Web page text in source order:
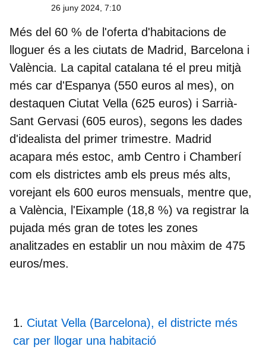
26 juny 2024, 7:10
Més del 60 % de l'oferta d'habitacions de
lloguer és a les ciutats de Madrid, Barcelona i
València. La capital catalana té el preu mitjà
més car d'Espanya (550 euros al mes), on
destaquen Ciutat Vella (625 euros) i Sarrià-
Sant Gervasi (605 euros), segons les dades
d'idealista del primer trimestre. Madrid
acapara més estoc, amb Centro i Chamberí
com els districtes amb els preus més alts,
vorejant els 600 euros mensuals, mentre que,
a València, l'Eixample (18,8 %) va registrar la
pujada més gran de totes les zones
analitzades en establir un nou màxim de 475
euros/mes.
Ciutat Vella (Barcelona), el districte més
car per llogar una habitació